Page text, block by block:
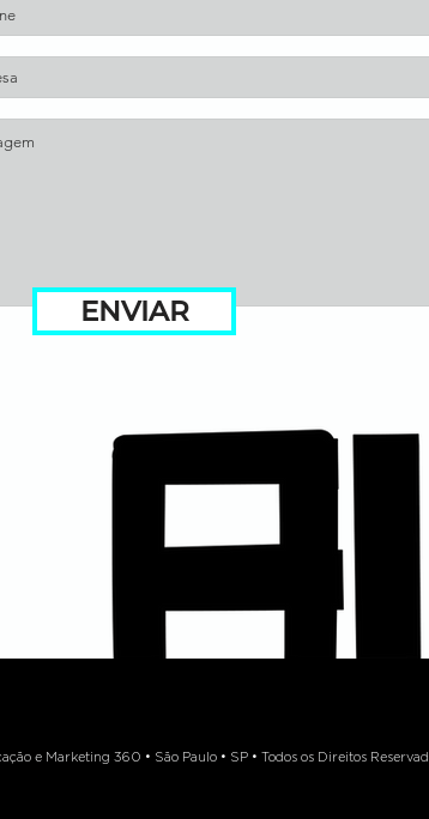
ENVIAR
e Marketing 360 • São Paulo • SP • Todos os Direitos